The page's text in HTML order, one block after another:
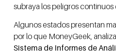
subraya los peligros
Algunos estados presentan
por lo que MoneyGeek,
Sistema de Informes de